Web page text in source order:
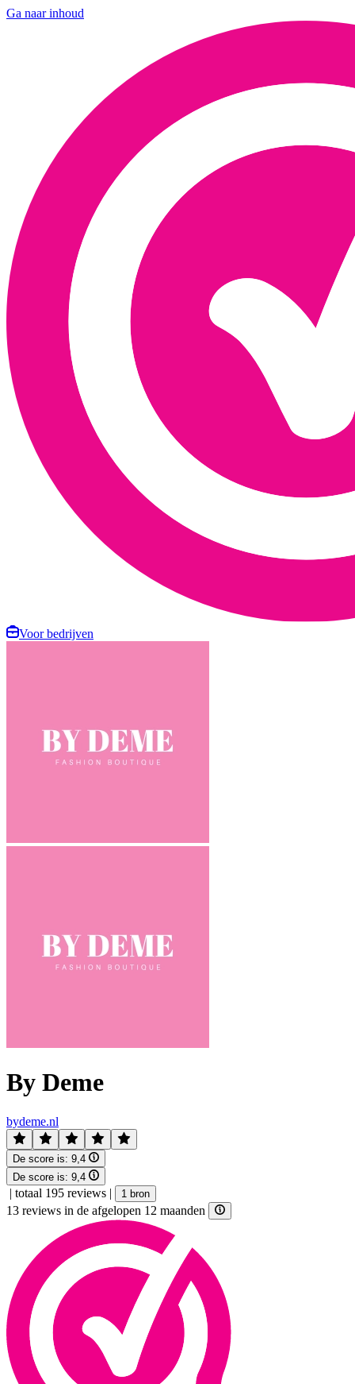
Ga naar inhoud
Voor bedrijven
By Deme
bydeme.nl
De score is: 9,4
De score is: 9,4
| totaal 195 reviews | 1 bron
13 reviews in de afgelopen 12 maanden